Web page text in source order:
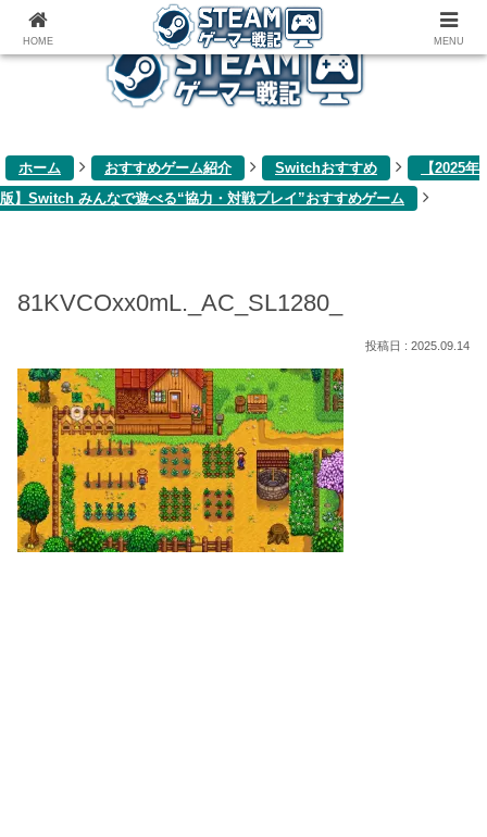
ゲーム関連雑記ブログ
ホーム おすすめゲーム紹介 Switchおすすめ
【2025年
版】Switch みんなで遊べる“協力・対戦プレイ”おすすめゲーム
81KVCOxx0mL._AC_SL1280_
2025.09.14
HOME MENU